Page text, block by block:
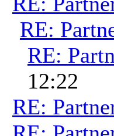
RE:
RE:
12:22
RE: